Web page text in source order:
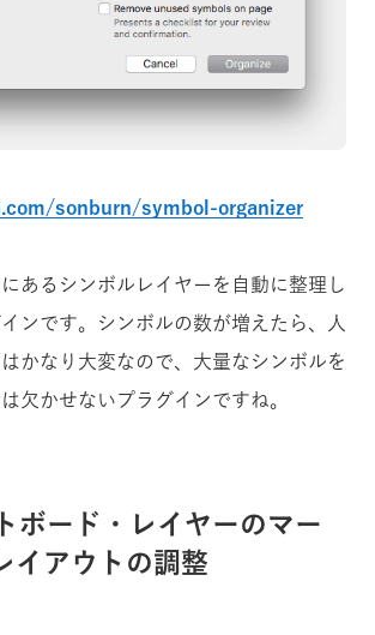
sonburn/symbol-organizer
あるシンボルレイヤーを自動に整理し
ンです。シンボルの数が増えたら、人
かなり大変なので、大量なシンボルを
欠かせないプラグインですね。
ボード・レイヤーのマー
イアウトの調整